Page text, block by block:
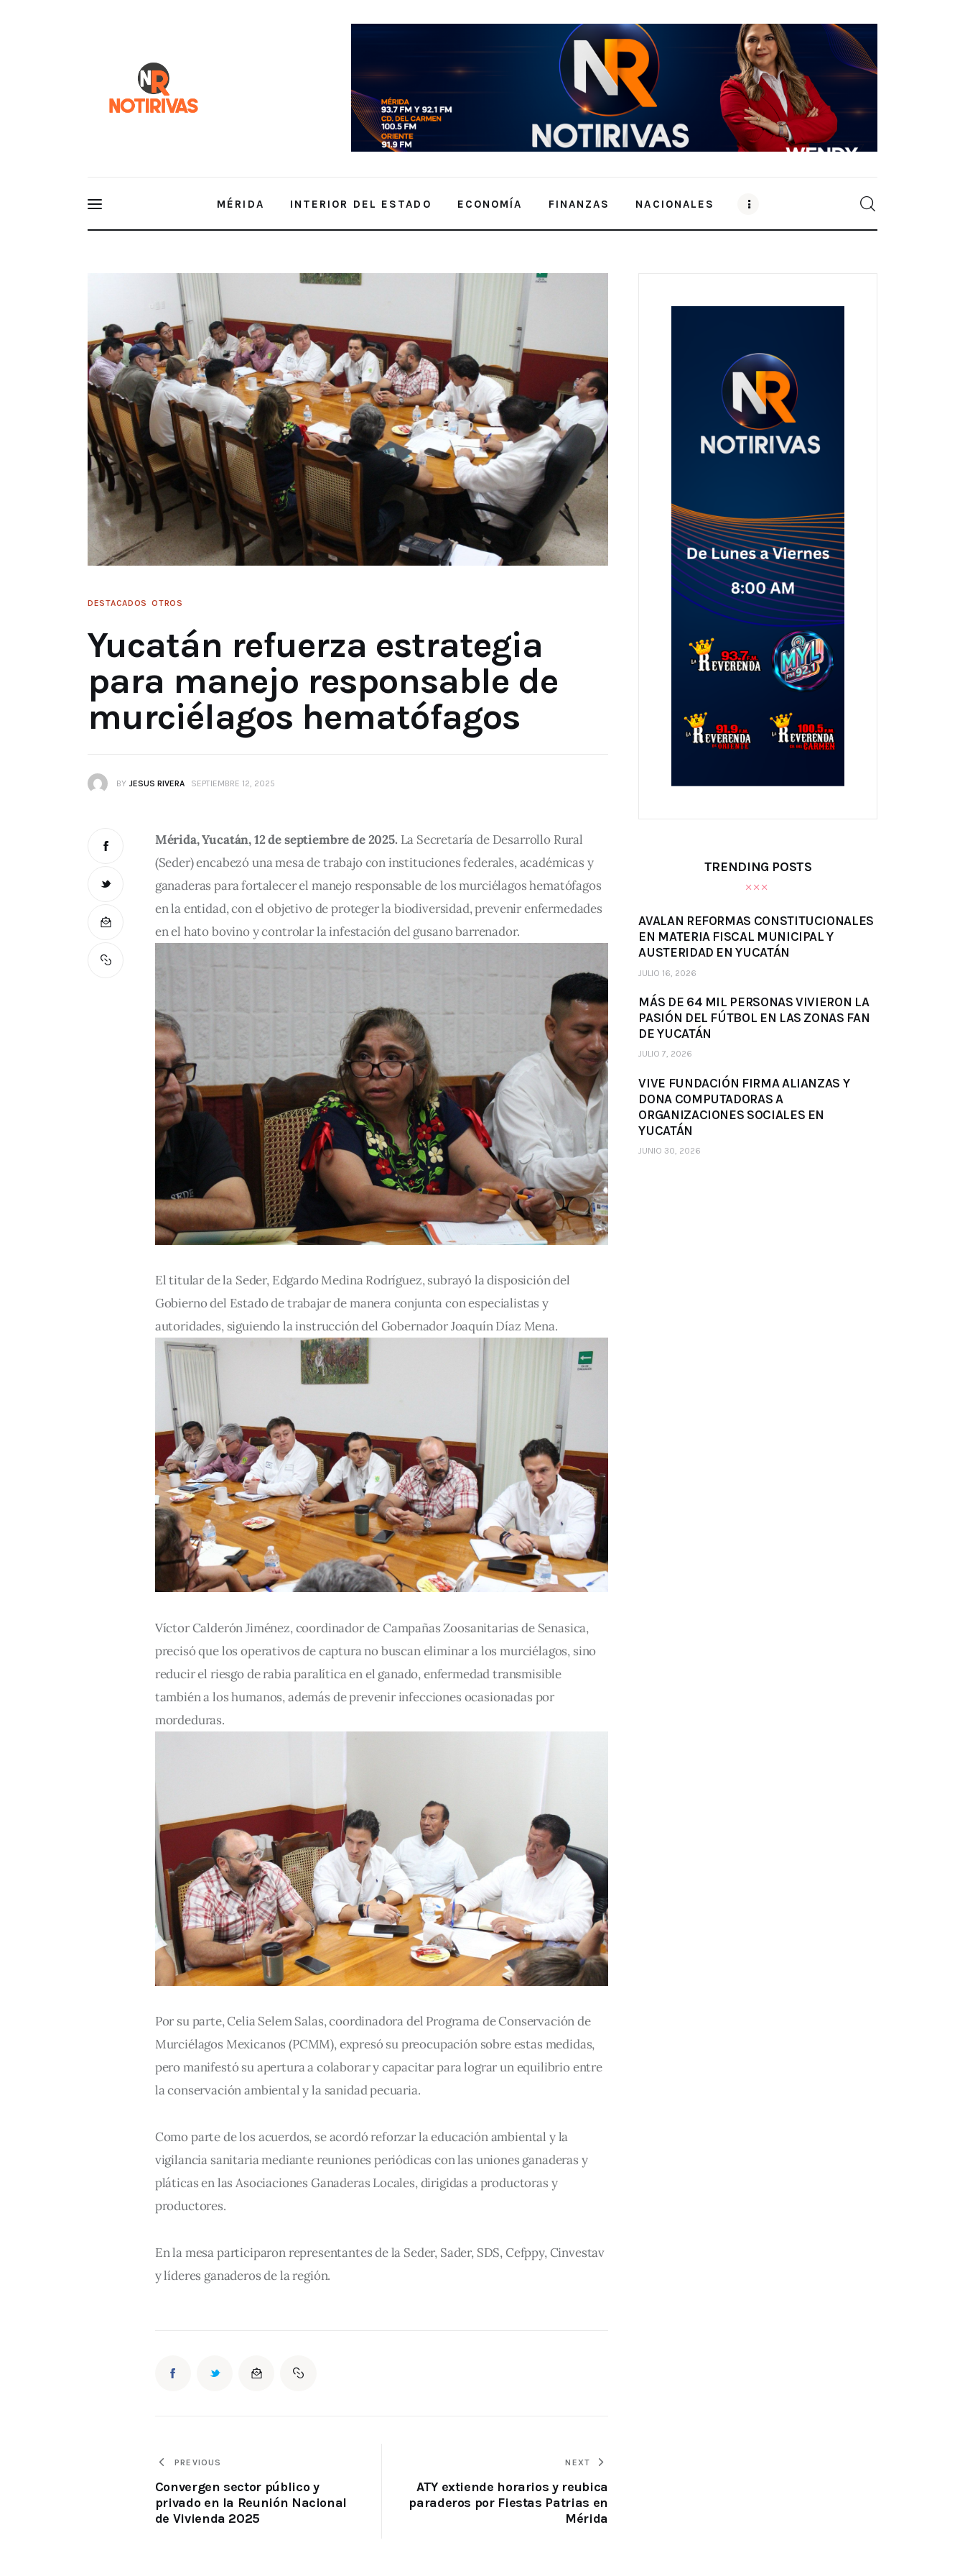
MÉRIDA INTERIOR DEL ESTADO ECONOMÍA FINANZAS NACIONALES
DESTACADOS OTROS
Yucatán refuerza estrategia
para manejo responsable de
murciélagos hematófagos
BY JESUS RIVERA SEPTIEMBRE 12, 2025
Mérida, Yucatán, 12 de septiembre de 2025. La Secretaría de Desarrollo Rural
(Seder) encabezó una mesa de trabajo con instituciones federales, académicas y
ganaderas para fortalecer el manejo responsable de los murciélagos hematófagos
en la entidad, con el objetivo de proteger la biodiversidad, prevenir enfermedades
en el hato bovino y controlar la infestación del gusano barrenador.
El titular de la Seder, Edgardo Medina Rodríguez, subrayó la disposición del
Gobierno del Estado de trabajar de manera conjunta con especialistas y
autoridades, siguiendo la instrucción del Gobernador Joaquín Díaz Mena.
Víctor Calderón Jiménez, coordinador de Campañas Zoosanitarias de Senasica,
precisó que los operativos de captura no buscan eliminar a los murciélagos, sino
reducir el riesgo de rabia paralítica en el ganado, enfermedad transmisible
también a los humanos, además de prevenir infecciones ocasionadas por
mordeduras.
Por su parte, Celia Selem Salas, coordinadora del Programa de Conservación de
Murciélagos Mexicanos (PCMM), expresó su preocupación sobre estas medidas,
pero manifestó su apertura a colaborar y capacitar para lograr un equilibrio entre
la conservación ambiental y la sanidad pecuaria.
Como parte de los acuerdos, se acordó reforzar la educación ambiental y la
vigilancia sanitaria mediante reuniones periódicas con las uniones ganaderas y
pláticas en las Asociaciones Ganaderas Locales, dirigidas a productoras y
productores.
En la mesa participaron representantes de la Seder, Sader, SDS, Cefppy, Cinvestav
y líderes ganaderos de la región.
PREVIOUS
Convergen sector público y
privado en la Reunión Nacional
de Vivienda 2025
NEXT
ATY extiende horarios y reubica
paraderos por Fiestas Patrias en
Mérida
TRENDING POSTS
AVALAN REFORMAS CONSTITUCIONALES
EN MATERIA FISCAL MUNICIPAL Y
AUSTERIDAD EN YUCATÁN
JULIO 16, 2026
MÁS DE 64 MIL PERSONAS VIVIERON LA
PASIÓN DEL FÚTBOL EN LAS ZONAS FAN
DE YUCATÁN
JULIO 7, 2026
VIVE FUNDACIÓN FIRMA ALIANZAS Y
DONA COMPUTADORAS A
ORGANIZACIONES SOCIALES EN
YUCATÁN
JUNIO 30, 2026